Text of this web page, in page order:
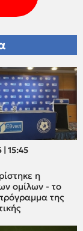
15:45
η
ομίλων - το
της